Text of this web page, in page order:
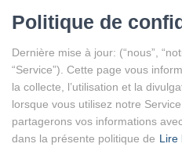
Politique de
Dernière mise à jour: (“nous”,
“Service”). Cette page vous
la collecte, l’utilisation et la
lorsque vous utilisez notre
partagerons vos informations
dans la présente politique de Lire